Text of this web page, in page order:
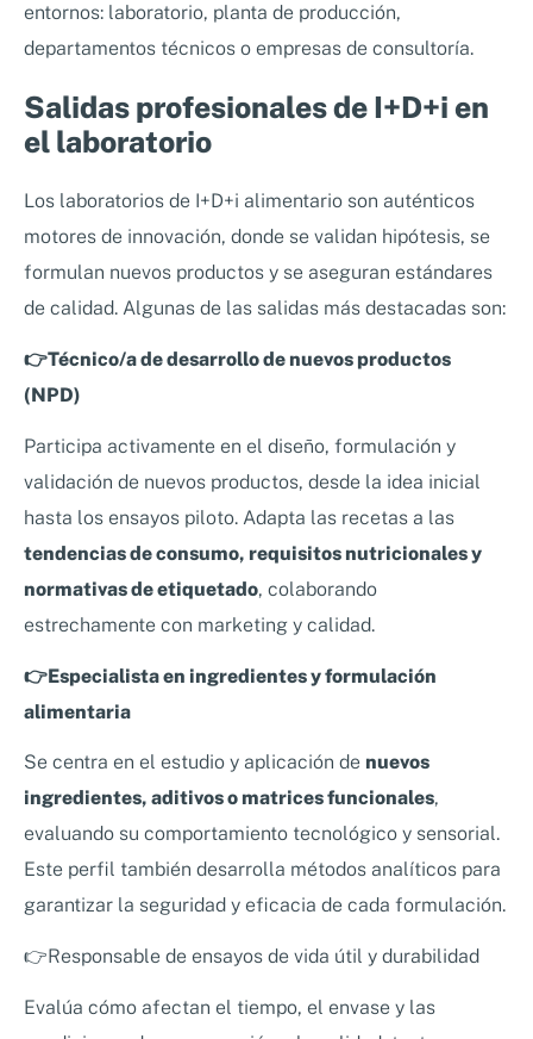
entornos: laboratorio, planta de producción,
departamentos técnicos o empresas de consultoría.
Salidas profesionales de I+D+i en
el laboratorio
Los laboratorios de I+D+i alimentario son auténticos
motores de innovación, donde se validan hipótesis, se
formulan nuevos productos y se aseguran estándares
de calidad. Algunas de las salidas más destacadas son:
👉Técnico/a de desarrollo de nuevos productos
(NPD)
Participa activamente en el diseño, formulación y
validación de nuevos productos, desde la idea inicial
hasta los ensayos piloto. Adapta las recetas a las
tendencias de consumo, requisitos nutricionales y
normativas de etiquetado, colaborando
estrechamente con marketing y calidad.
👉Especialista en ingredientes y formulación
alimentaria
Se centra en el estudio y aplicación de nuevos
ingredientes, aditivos o matrices funcionales,
evaluando su comportamiento tecnológico y sensorial.
Este perfil también desarrolla métodos analíticos para
garantizar la seguridad y eficacia de cada formulación.
👉Responsable de ensayos de vida útil y durabilidad
Evalúa cómo afectan el tiempo, el envase y las